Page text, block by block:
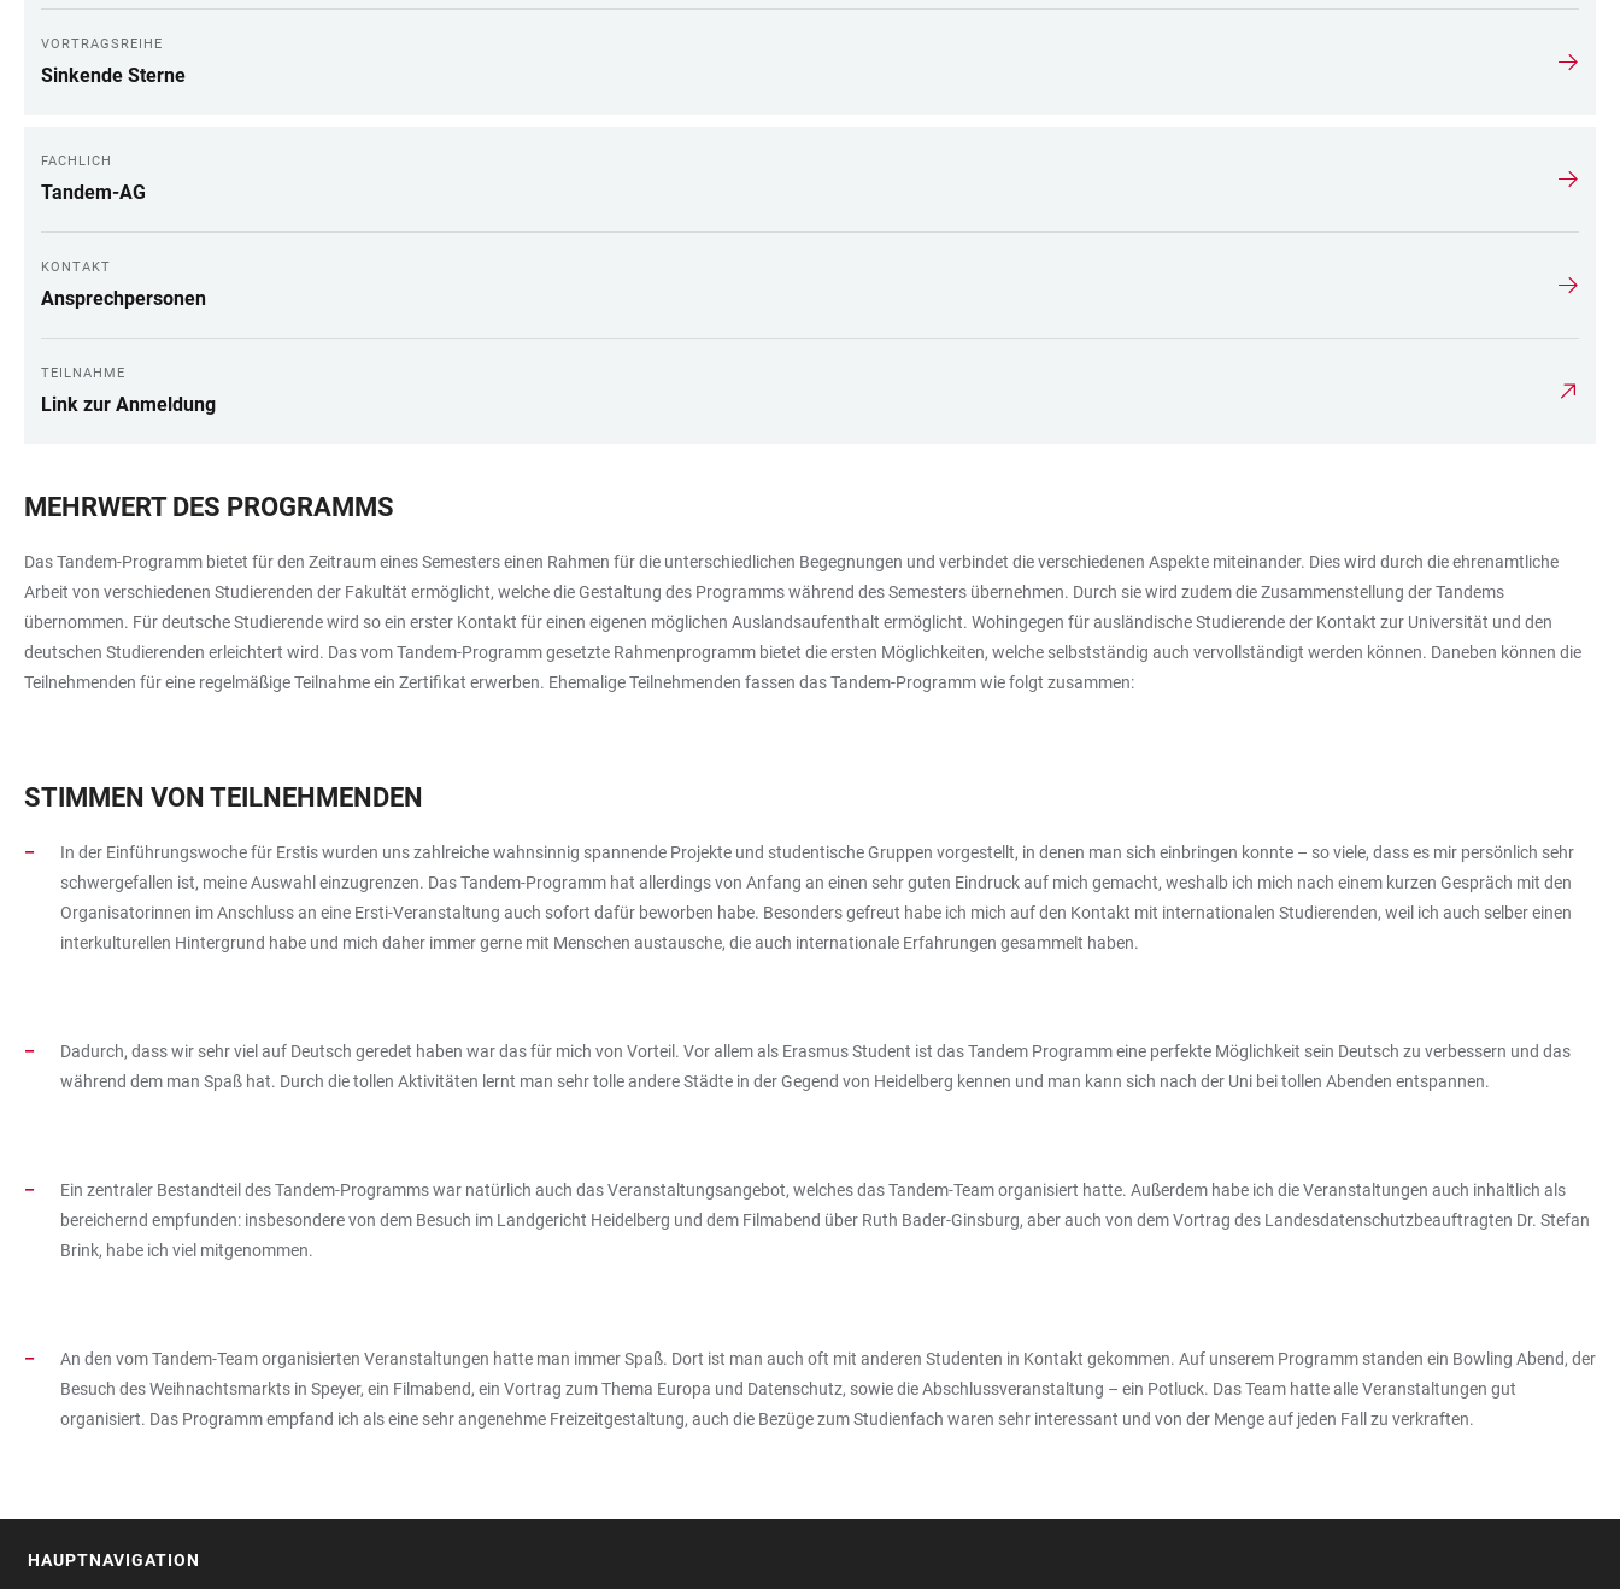
VORTRAGSREIHE
Sinkende Sterne
FACHLICH
Tandem-AG
KONTAKT
Ansprechpersonen
TEILNAHME
Link zur Anmeldung
MEHRWERT DES PROGRAMMS
Das Tandem-Programm bietet für den Zeitraum eines Semesters einen Rahmen für die unterschiedlichen Begegnungen und verbindet die verschiedenen Aspekte miteinander. Dies wird durch die ehrenamtliche
Arbeit von verschiedenen Studierenden der Fakultät ermöglicht, welche die Gestaltung des Programms während des Semesters übernehmen. Durch sie wird zudem die Zusammenstellung der Tandems
übernommen. Für deutsche Studierende wird so ein erster Kontakt für einen eigenen möglichen Auslandsaufenthalt ermöglicht. Wohingegen für ausländische Studierende der Kontakt zur Universität und den
deutschen Studierenden erleichtert wird. Das vom Tandem-Programm gesetzte Rahmenprogramm bietet die ersten Möglichkeiten, welche selbstständig auch vervollständigt werden können. Daneben können die
Teilnehmenden für eine regelmäßige Teilnahme ein Zertifikat erwerben. Ehemalige Teilnehmenden fassen das Tandem-Programm wie folgt zusammen:
STIMMEN VON TEILNEHMENDEN
In der Einführungswoche für Erstis wurden uns zahlreiche wahnsinnig spannende Projekte und studentische Gruppen vorgestellt, in denen man sich einbringen konnte – so viele, dass es mir persönlich sehr
schwergefallen ist, meine Auswahl einzugrenzen. Das Tandem-Programm hat allerdings von Anfang an einen sehr guten Eindruck auf mich gemacht, weshalb ich mich nach einem kurzen Gespräch mit den
Organisatorinnen im Anschluss an eine Ersti-Veranstaltung auch sofort dafür beworben habe. Besonders gefreut habe ich mich auf den Kontakt mit internationalen Studierenden, weil ich auch selber einen
interkulturellen Hintergrund habe und mich daher immer gerne mit Menschen austausche, die auch internationale Erfahrungen gesammelt haben.
Dadurch, dass wir sehr viel auf Deutsch geredet haben war das für mich von Vorteil. Vor allem als Erasmus Student ist das Tandem Programm eine perfekte Möglichkeit sein Deutsch zu verbessern und das
während dem man Spaß hat. Durch die tollen Aktivitäten lernt man sehr tolle andere Städte in der Gegend von Heidelberg kennen und man kann sich nach der Uni bei tollen Abenden entspannen.
Ein zentraler Bestandteil des Tandem-Programms war natürlich auch das Veranstaltungsangebot, welches das Tandem-Team organisiert hatte. Außerdem habe ich die Veranstaltungen auch inhaltlich als
bereichernd empfunden: insbesondere von dem Besuch im Landgericht Heidelberg und dem Filmabend über Ruth Bader-Ginsburg, aber auch von dem Vortrag des Landesdatenschutzbeauftragten Dr. Stefan
Brink, habe ich viel mitgenommen.
An den vom Tandem-Team organisierten Veranstaltungen hatte man immer Spaß. Dort ist man auch oft mit anderen Studenten in Kontakt gekommen. Auf unserem Programm standen ein Bowling Abend, der
Besuch des Weihnachtsmarkts in Speyer, ein Filmabend, ein Vortrag zum Thema Europa und Datenschutz, sowie die Abschlussveranstaltung – ein Potluck. Das Team hatte alle Veranstaltungen gut
organisiert. Das Programm empfand ich als eine sehr angenehme Freizeitgestaltung, auch die Bezüge zum Studienfach waren sehr interessant und von der Menge auf jeden Fall zu verkraften.
HAUPTNAVIGATION